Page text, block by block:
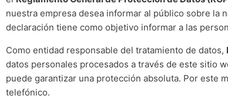
nuestra empresa desea informar al público sobre la
declaración tiene como objetivo informar a las
Como entidad responsable del tratamiento de datos,
datos personales procesados a través de este sitio
puede garantizar una protección absoluta. Por este
telefónico.